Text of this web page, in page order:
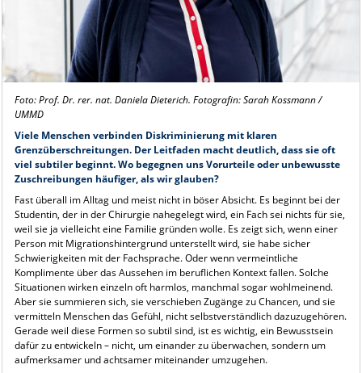
Foto: Prof. Dr. rer. nat. Daniela Dieterich. Fotografin: Sarah Kossmann /
UMMD
Viele Menschen verbinden Diskriminierung mit klaren
Grenzüberschreitungen. Der Leitfaden macht deutlich, dass sie oft
viel subtiler beginnt. Wo begegnen uns Vorurteile oder unbewusste
Zuschreibungen häufiger, als wir glauben?
Fast überall im Alltag und meist nicht in böser Absicht. Es beginnt bei der
Studentin, der in der Chirurgie nahegelegt wird, ein Fach sei nichts für sie,
weil sie ja vielleicht eine Familie gründen wolle. Es zeigt sich, wenn einer
Person mit Migrationshintergrund unterstellt wird, sie habe sicher
Schwierigkeiten mit der Fachsprache. Oder wenn vermeintliche
Komplimente über das Aussehen im beruflichen Kontext fallen. Solche
Situationen wirken einzeln oft harmlos, manchmal sogar wohlmeinend.
Aber sie summieren sich, sie verschieben Zugänge zu Chancen, und sie
vermitteln Menschen das Gefühl, nicht selbstverständlich dazuzugehören.
Gerade weil diese Formen so subtil sind, ist es wichtig, ein Bewusstsein
dafür zu entwickeln – nicht, um einander zu überwachen, sondern um
aufmerksamer und achtsamer miteinander umzugehen.